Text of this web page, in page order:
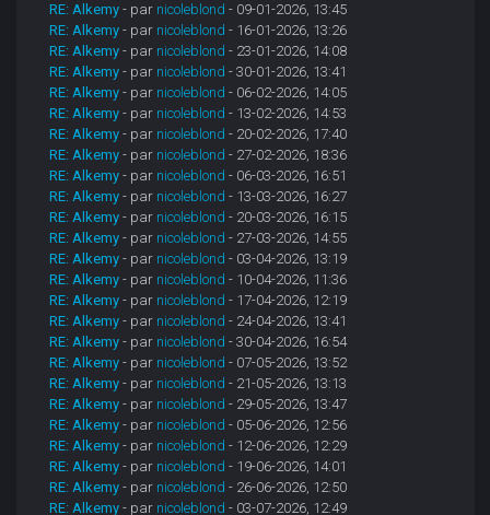
RE: Alkemy - par nicoleblond - 09-01-2026, 13:45
RE: Alkemy - par nicoleblond - 16-01-2026, 13:26
RE: Alkemy - par nicoleblond - 23-01-2026, 14:08
RE: Alkemy - par nicoleblond - 30-01-2026, 13:41
RE: Alkemy - par nicoleblond - 06-02-2026, 14:05
RE: Alkemy - par nicoleblond - 13-02-2026, 14:53
RE: Alkemy - par nicoleblond - 20-02-2026, 17:40
RE: Alkemy - par nicoleblond - 27-02-2026, 18:36
RE: Alkemy - par nicoleblond - 06-03-2026, 16:51
RE: Alkemy - par nicoleblond - 13-03-2026, 16:27
RE: Alkemy - par nicoleblond - 20-03-2026, 16:15
RE: Alkemy - par nicoleblond - 27-03-2026, 14:55
RE: Alkemy - par nicoleblond - 03-04-2026, 13:19
RE: Alkemy - par nicoleblond - 10-04-2026, 11:36
RE: Alkemy - par nicoleblond - 17-04-2026, 12:19
RE: Alkemy - par nicoleblond - 24-04-2026, 13:41
RE: Alkemy - par nicoleblond - 30-04-2026, 16:54
RE: Alkemy - par nicoleblond - 07-05-2026, 13:52
RE: Alkemy - par nicoleblond - 21-05-2026, 13:13
RE: Alkemy - par nicoleblond - 29-05-2026, 13:47
RE: Alkemy - par nicoleblond - 05-06-2026, 12:56
RE: Alkemy - par nicoleblond - 12-06-2026, 12:29
RE: Alkemy - par nicoleblond - 19-06-2026, 14:01
RE: Alkemy - par nicoleblond - 26-06-2026, 12:50
RE: Alkemy - par nicoleblond - 03-07-2026, 12:49